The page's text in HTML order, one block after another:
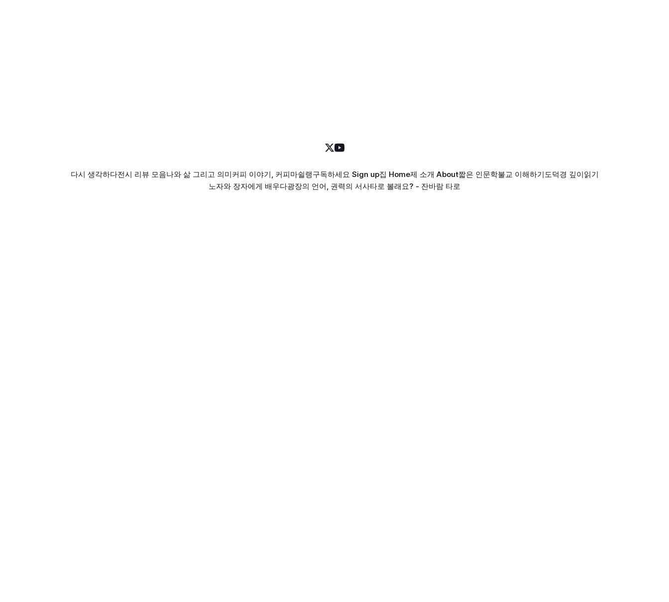
다시 생각하다전시 리뷰 모음나와 삶 그리고 의미커피 이야기, 커피마쉴랭구독하세요 Sign up집 Home제 소개 About짧은 인문학불교 이해하기도덕경 깊이읽기
노자와 장자에게 배우다광장의 언어, 권력의 서사타로 볼래요? - 잔바람 타로